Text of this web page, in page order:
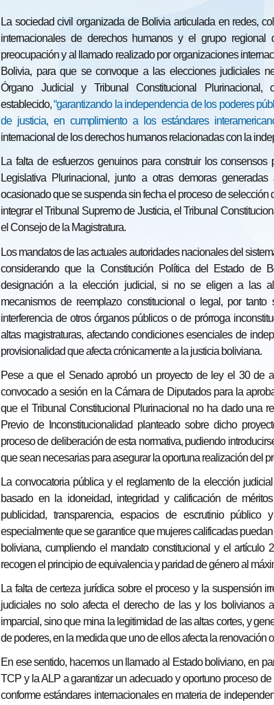
La sociedad civil organizada de Bolivia articulada en redes,
internacionales de derechos humanos y el grupo
preocupación y al llamado realizado por organizaciones
Bolivia, para que se convoque a las elecciones judiciales
Órgano Judicial y Tribunal Constitucional Plurinacional,
establecido,“garantizando la independencia de los poderes
de justicia, en cumplimiento a los estándares
internacional de los derechos humanos relacionadas con la
La falta de esfuerzos genuinos para construir los
Legislativa Plurinacional, junto a otras demoras
ocasionado que se suspenda sin fecha el proceso de selección
integrar el Tribunal Supremo de Justicia, el Tribunal
el Consejo de la Magistratura.
Los mandatos de las actuales autoridades nacionales del
considerando que la Constitución Política del Estado de
designación a la elección judicial, si no se eligen a las
mecanismos de reemplazo constitucional o legal, por
interferencia de otros órganos públicos o de prórroga
altas magistraturas, afectando condiciones esenciales de
provisionalidad que afecta crónicamente a la justicia boliviana.
Pese a que el Senado aprobó un proyecto de ley el 30 de
convocado a sesión en la Cámara de Diputados para la
que el Tribunal Constitucional Plurinacional no ha dado una
Previo de Inconstitucionalidad planteado sobre dicho
proceso de deliberación de esta normativa, pudiendo
que sean necesarias para asegurar la oportuna realización del
La convocatoria pública y el reglamento de la elección
basado en la idoneidad, integridad y calificación de
publicidad, transparencia, espacios de escrutinio público
especialmente que se garantice que mujeres calificadas
boliviana, cumpliendo el mandato constitucional y el
recogen el principio de equivalencia y paridad de género al
La falta de certeza jurídica sobre el proceso y la suspensión
judiciales no solo afecta el derecho de las y los bolivianos
imparcial, sino que mina la legitimidad de las altas cortes, y
de poderes, en la medida que uno de ellos afecta la renovación
En ese sentido, hacemos un llamado al Estado boliviano, en
TCP y la ALP a garantizar un adecuado y oportuno proceso
conforme estándares internacionales en materia de